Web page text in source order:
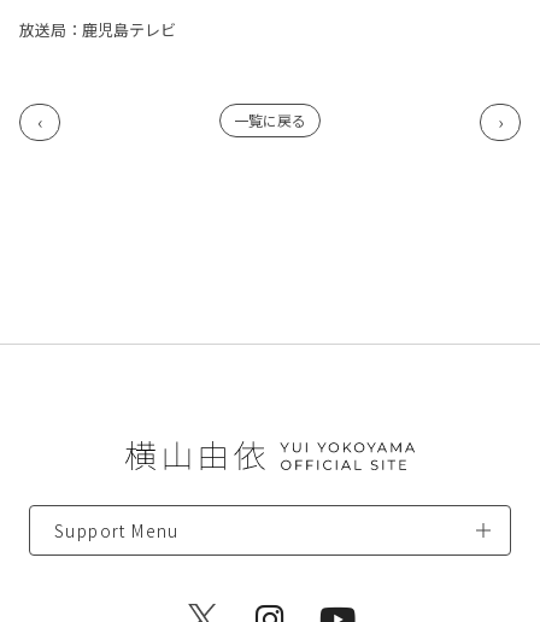
放送局：鹿児島テレビ
一覧に戻る
Support Menu